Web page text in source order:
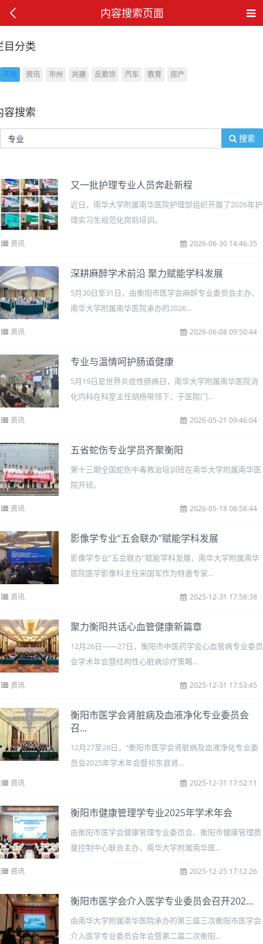
内容搜索页面
目分类
不限 资讯 市州 共建 反欺诈 汽车 教育 房产
容搜索
搜索
又一批护理专业人员奔赴新程
近日，南华大学附属南华医院护理部组织开展了2026年护
理实习生规范化岗前培训。
资讯 2026-06-30 14:46:35
深耕麻醉学术前沿 聚力赋能学科发展
5月30日至31日，由衡阳市医学会麻醉专业委员会主办、
南华大学附属南华医院承办的2026...
资讯 2026-06-08 09:50:44
专业与温情呵护肠道健康
5月19日是世界炎症性肠病日，南华大学附属南华医院消
化内科在科室主任胡杨带领下，于医院门...
资讯 2026-05-21 09:46:04
五省蛇伤专业学员齐聚衡阳
第十三期全国蛇伤中毒救治培训班在南华大学附属南华医
院开班。
资讯 2026-05-18 08:58:44
影像学专业“五会联办”赋能学科发展
影像学专业“五会联办”赋能学科发展，南华大学附属南华
医院医学影像科主任宋国军作为特邀专家...
资讯 2025-12-31 17:58:38
聚力衡阳共话心血管健康新篇章
12月26日——27日，衡阳市中医药学会心血管病专业委员
会学术年会暨结构性心脏病诊疗策略...
资讯 2025-12-31 17:53:45
衡阳市医学会肾脏病及血液净化专业委员会
召...
12月27至28日，“衡阳市医学会肾脏病及血液净化专业委
员会2025年学术年会暨祁东县肾...
资讯 2025-12-31 17:52:11
衡阳市健康管理学专业2025年学术年会
由衡阳市医学会健康管理专业委员会、衡阳市健康管理质
量控制中心联合主办，南华大学附属南华医...
资讯 2025-12-25 17:12:26
衡阳市医学会介入医学专业委员会召开202...
由南华大学附属南华医院承办的第三届三次衡阳市医学会
介入医学专业委员会年会暨第二届二次衡阳...